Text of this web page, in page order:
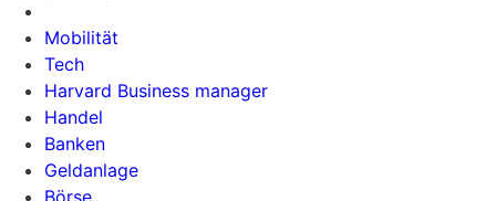
Mobilität
Tech
Harvard Business manager
Handel
Banken
Geldanlage
Börse